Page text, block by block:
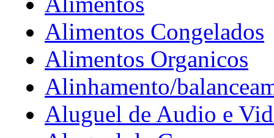
Alimentos Congelados
Alimentos Organicos
Alinhamento/
Aluguel de Audio e